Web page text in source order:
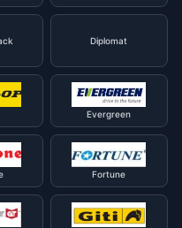
Diplomat
Evergreen
Fortune